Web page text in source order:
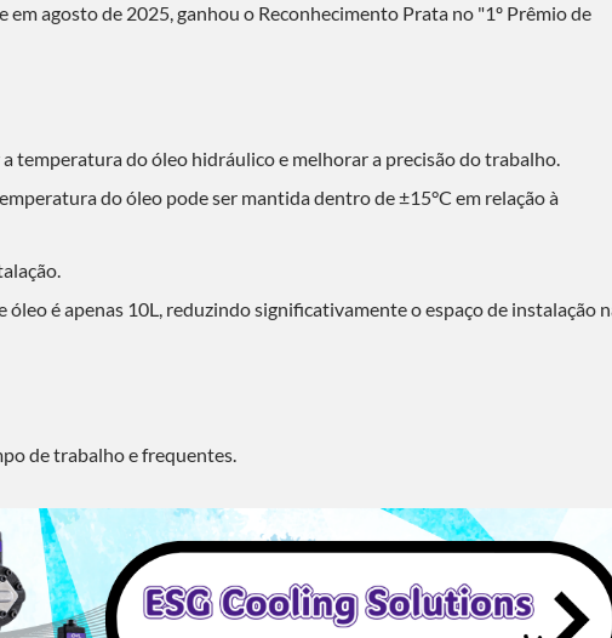
em agosto de 2025, ganhou o Reconhecimento Prata no "1º Prêmio de
temperatura do óleo hidráulico e melhorar a precisão do trabalho.
do óleo pode ser mantida dentro de ±15°C em relação à
óleo é apenas 10L, reduzindo significativamente o espaço de instalação
de trabalho e frequentes.